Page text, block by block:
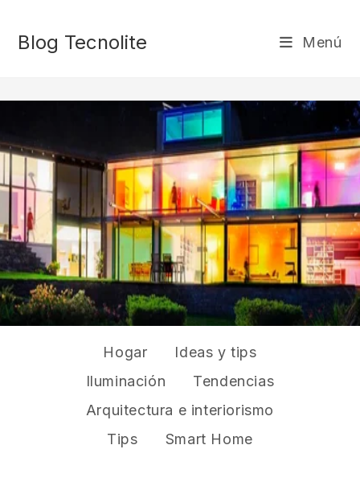
Blog Tecnolite Menú
> Hogar
Hogar
Ideas y tips
Iluminación
Tendencias
Arquitectura e interiorismo
Tips
Smart Home